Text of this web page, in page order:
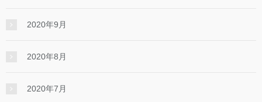
2020年9月
2020年8月
2020年7月